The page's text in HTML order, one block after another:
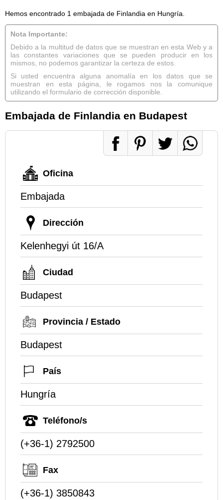
Hemos encontrado 1 embajada de Finlandia en Hungría.
Nota Importante:
Debido a la multitud de datos que se muestran en esta Web y a
las constantes variaciones que se pueden producir en los
mismos, no podemos garantizar la certeza de estos.
Si usted encuentra alguna anomalía en los datos que se
muestran en esta página, le rogamos nos la comunique
utilizando el formulario de corrección disponible.
Embajada de Finlandia en Budapest
Oficina
Embajada
Dirección
Kelenhegyi út 16/A
Ciudad
Budapest
Provincia / Estado
Budapest
País
Hungría
Teléfono/s
(+36-1) 2792500
Fax
(+36-1) 3850843